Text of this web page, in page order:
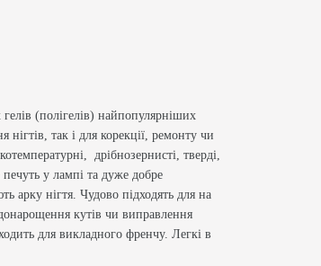
(полігелів) найпопулярніших
нігтів, так і для корекції, ремонту чи
дрібнозернисті, тверді,
печуть у лампі та дуже добре
арку нігтя. Чудово підходять для на
кутів чи виправлення
для викладного френчу. Легкі в